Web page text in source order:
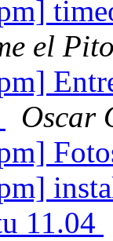
el Pito
Oscar
11.04